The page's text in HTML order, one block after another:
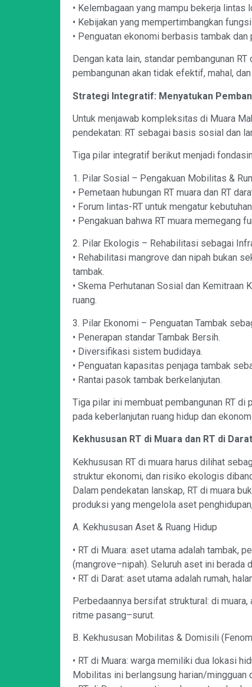
• Kelembagaan yang mampu bekerja lintas
• Kebijakan yang mempertimbangkan
• Penguatan ekonomi berbasis tambak dan
Dengan kata lain, standar pembangunan
pembangunan akan tidak efektif, mahal,
Strategi Integratif: Menyatukan
Untuk menjawab kompleksitas di Muara
pendekatan: RT sebagai basis sosial dan
Tiga pilar integratif berikut menjadi
1. Pilar Sosial – Pengakuan Mobilitas &
• Pemetaan hubungan RT muara dan RT
• Forum lintas-RT untuk mengatur
• Pengakuan bahwa RT muara memegang
2. Pilar Ekologis – Rehabilitasi sebagai
• Rehabilitasi mangrove dan nipah bukan
tambak.
• Skema Perhutanan Sosial dan
ruang.
3. Pilar Ekonomi – Penguatan Tambak
• Penerapan standar Tambak Bersih.
• Diversifikasi sistem budidaya.
• Penguatan kapasitas penjaga tambak
• Rantai pasok tambak berkelanjutan.
Tiga pilar ini membuat pembangunan RT
pada keberlanjutan ruang hidup dan
Kekhususan RT di Muara dan RT di Darat
Kekhususan RT di muara harus dilihat
struktur ekonomi, dan risiko ekologis
Dalam pendekatan lanskap, RT di muara
produksi yang mengelola aset
A. Kekhususan Aset & Ruang Hidup
• RT di Muara: aset utama adalah tambak,
(mangrove–nipah). Seluruh aset ini
• RT di Darat: aset utama adalah rumah,
Perbedaannya bersifat struktural: di
ritme pasang–surut.
B. Kekhususan Mobilitas & Domisili
• RT di Muara: warga memiliki dua lokasi
Mobilitas ini berlangsung harian/mingguan